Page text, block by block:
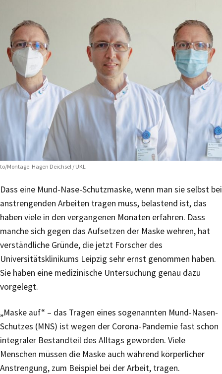
Montage: Hagen Deichsel / UKL
Dass eine Mund-Nase-Schutzmaske, wenn man sie selbst bei
anstrengenden Arbeiten tragen muss, belastend ist, das
haben viele in den vergangenen Monaten erfahren. Dass
manche sich gegen das Aufsetzen der Maske wehren, hat
verständliche Gründe, die jetzt Forscher des
Universitätsklinikums Leipzig sehr ernst genommen haben.
Sie haben eine medizinische Untersuchung genau dazu
vorgelegt.
„Maske auf“ – das Tragen eines sogenannten Mund-Nasen-
Schutzes (MNS) ist wegen der Corona-Pandemie fast schon
integraler Bestandteil des Alltags geworden. Viele
Menschen müssen die Maske auch während körperlicher
Anstrengung, zum Beispiel bei der Arbeit, tragen.